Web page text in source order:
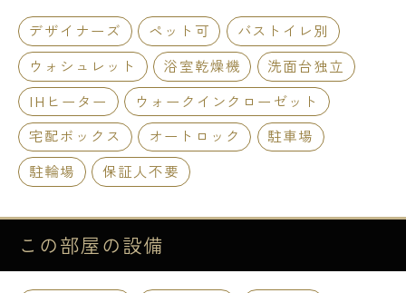
デザイナーズ ペット可
バストイレ別
ウォシュレット
浴室乾燥機
洗面台独立
IHヒーター
ウォークインクローゼット
宅配ボックス
オートロック
駐車場
駐輪場
保証人不要
この部屋の設備